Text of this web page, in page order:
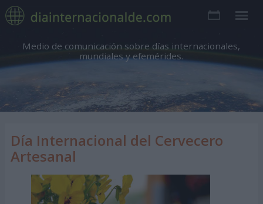
Medio de comunicación sobre días internacionales,
mundiales y efemérides.
Día Internacional del Cervecero
Artesanal